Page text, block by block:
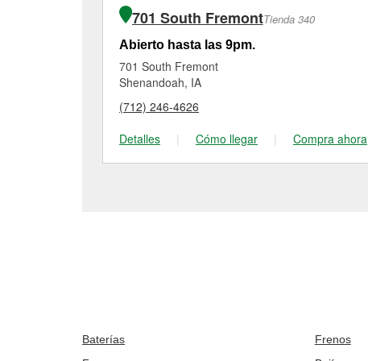
701 South FremontTienda 340
Abierto hasta las 9pm.
701 South Fremont
Shenandoah, IA
(712) 246-4626
Detalles
| Cómo llegar | Compra ahora
Baterías Frenos